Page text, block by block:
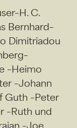
C.
Bernhard–
Dimitriadou
–Heimo
–Johann
Guth –Peter
–Ruth und
–Joe